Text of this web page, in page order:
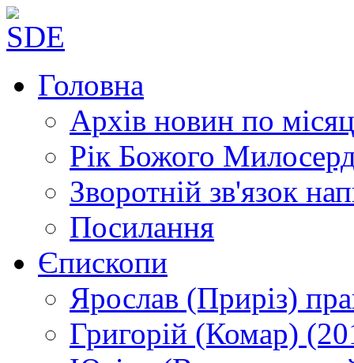
Головна
Архів новин по
Рік Божого
Зворотній зв'язок
Посилання
Єпископи
Ярослав (Приріз)
Григорій (Комар)